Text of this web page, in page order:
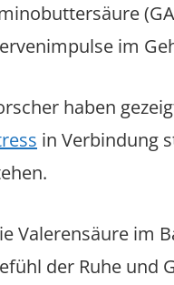
im
haben
in Verbindung
Valerensäure im
der Ruhe und